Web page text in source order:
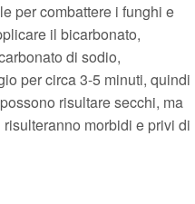
per combattere i funghi e
il bicarbonato,
di sodio,
per circa 3-5 minuti, quindi
risultare secchi, ma
morbidi e privi di